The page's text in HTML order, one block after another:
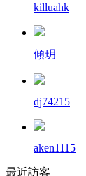
killuahk
傾玥
dj74215
aken1115
最近訪客